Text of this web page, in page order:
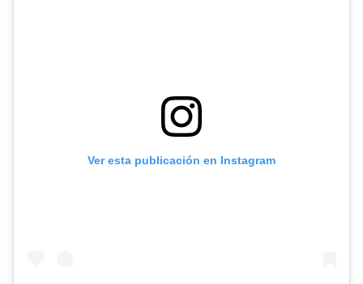
Ver esta publicación en Instagram